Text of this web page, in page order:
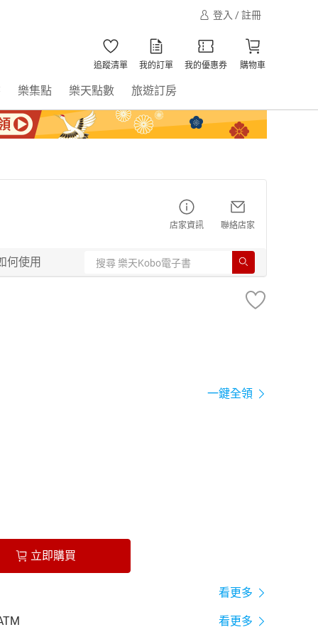
登入 / 註冊
追蹤清單 我的訂單 我的優惠券 購物車
樂集點 樂天點數 旅遊訂房
店家資訊 聯絡店家
何使用
一鍵全領
立即購買
看更多
看更多